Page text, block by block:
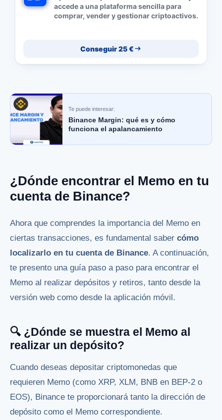
accede a una plataforma sencilla para
comprar, vender y gestionar criptoactivos.
Conseguir 25 €
Te puede interesar:
Binance Margin: qué es y cómo
funciona el apalancamiento
¿Dónde encontrar el Memo en tu
cuenta de Binance?
Ahora que comprendes la importancia del Memo en
ciertas transacciones, es fundamental saber cómo
localizarlo en tu cuenta de Binance. A continuación,
te presento una guía paso a paso para encontrar el
Memo al realizar depósitos y retiros, tanto desde la
versión web como desde la aplicación móvil.
🔍 ¿Dónde se muestra el Memo al
realizar un depósito?
Cuando deseas depositar criptomonedas que
requieren Memo (como XRP, XLM, BNB en BEP-2 o
EOS), Binance te proporcionará tanto la dirección de
depósito como el Memo correspondiente.